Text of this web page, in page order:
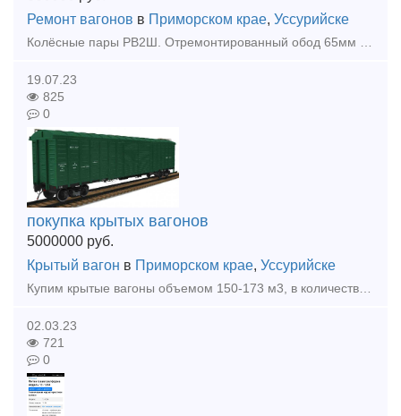
Ремонт вагонов в Приморском крае, Уссурийске
Колёсные пары РВ2Ш. Отремонтированный обод 65мм и более
19.07.23
825
0
покупка крытых вагонов
5000000 руб.
Крытый вагон в Приморском крае, Уссурийске
Купим крытые вагоны объемом 150-173 м3, в количестве 20 штук, рассмотрим любые варианты, пишите на ватсап +79243203065 или на почту ratnova.ira@bk.ru
02.03.23
721
0